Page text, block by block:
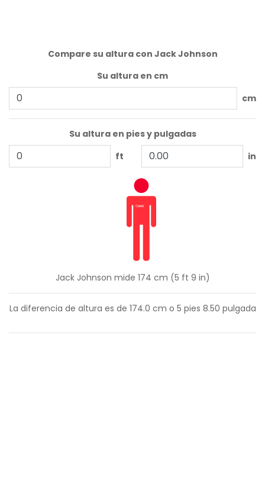
Compare su altura con Jack Johnson
Su altura en cm
cm
Su altura en pies y pulgadas
ft
in
Jack Johnson mide 174 cm (5 ft 9 in)
La diferencia de altura es de 174.0 cm o 5 pies 8.50 pulgada